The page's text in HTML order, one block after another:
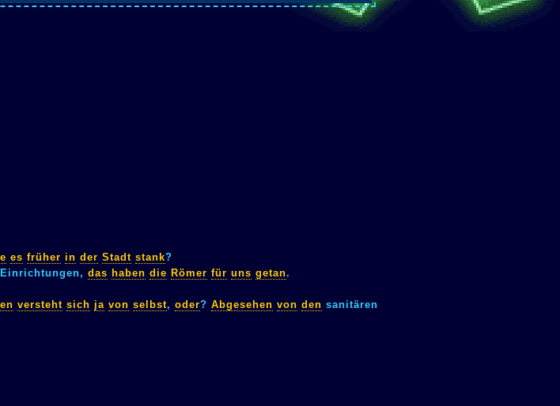
es früher in der Stadt stank?
das haben die Römer für uns getan.
versteht sich ja von selbst, oder? Abgesehen von den sanitären